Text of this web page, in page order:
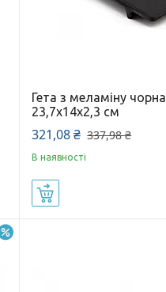
Гета з меламіну чорна
23,7х14х2,3 см
321,08 ₴ 337,98 ₴
В наявності